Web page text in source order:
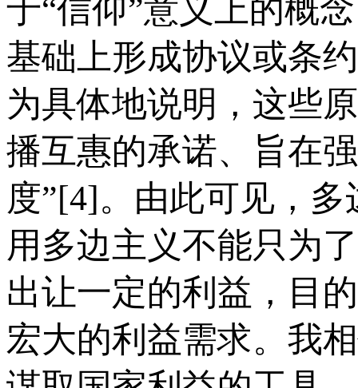
于“信仰”意义上的概
基础上形成协议或条
为具体地说明，这些
播互惠的承诺、旨在
度”[4]。由此可见，
用多边主义不能只为
出让一定的利益，目
宏大的利益需求。我